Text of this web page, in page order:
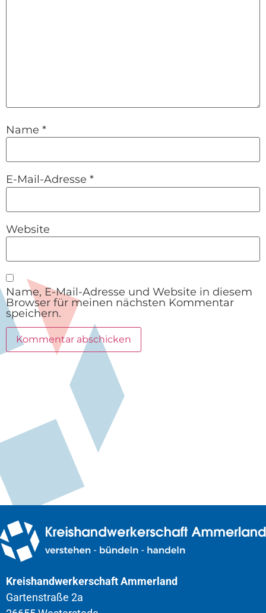
Name *
E-Mail-Adresse *
Website
Name, E-Mail-Adresse und Website in diesem
Browser für meinen nächsten Kommentar
speichern.
Kreishandwerkerschaft Ammerland
Gartenstraße 2a